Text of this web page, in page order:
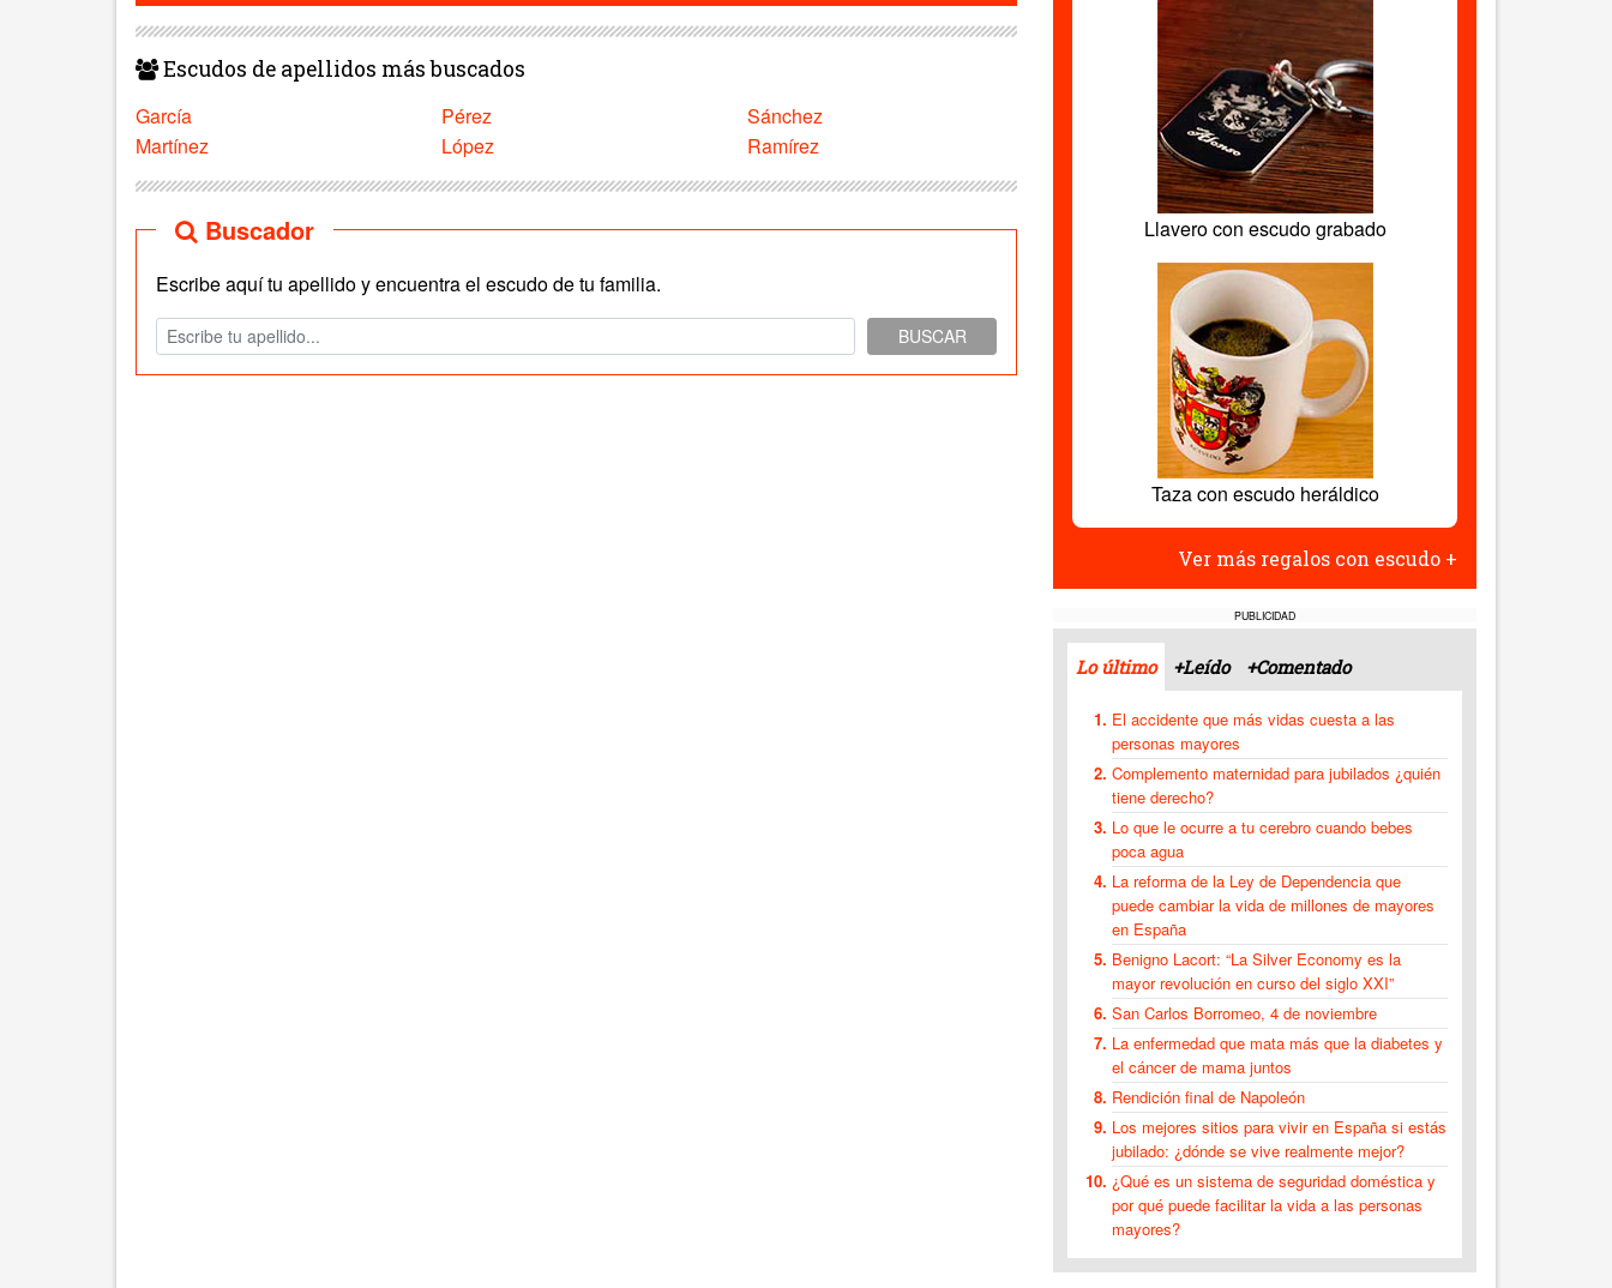
Escudos de apellidos más buscados
García
Pérez
Sánchez
Martínez
López Ramírez
Buscador
Escribe aquí tu apellido y encuentra el escudo de tu familia.
BUSCAR
Llavero con escudo grabado
Taza con escudo heráldico
Ver más regalos con escudo +
PUBLICIDAD
Lo último +Leído +Comentado
El accidente que más vidas cuesta a las
personas mayores
Complemento maternidad para jubilados ¿quién
tiene derecho?
Lo que le ocurre a tu cerebro cuando bebes
poca agua
La reforma de la Ley de Dependencia que
puede cambiar la vida de millones de mayores
en España
Benigno Lacort: “La Silver Economy es la
mayor revolución en curso del siglo XXI”
San Carlos Borromeo, 4 de noviembre
La enfermedad que mata más que la diabetes y
el cáncer de mama juntos
Rendición final de Napoleón
Los mejores sitios para vivir en España si estás
jubilado: ¿dónde se vive realmente mejor?
¿Qué es un sistema de seguridad doméstica y
por qué puede facilitar la vida a las personas
mayores?